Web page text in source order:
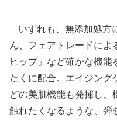
いずれも、無添加処方
ん、フェアトレードによ
ヒップ」など確かな機
たくに配合。エイジング
どの美肌機能も発揮し
触れたくなるような、弾